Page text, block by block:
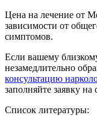
Цена на лечение от
зависимости от
симптомов.
Если вашему
незамедлительно
консультацию
заполняйте заявку на
Список литературы: